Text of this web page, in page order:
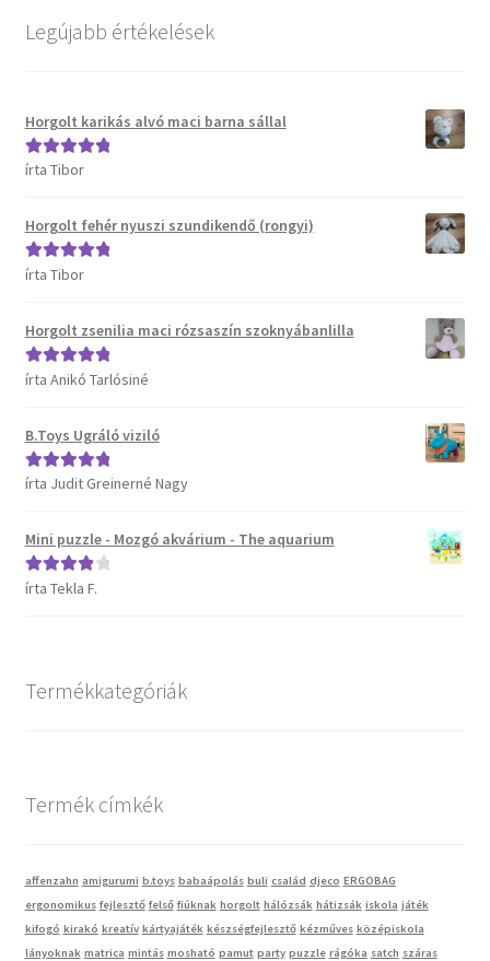
Kosár
Termékeink
B.Toys termékeink
DJECO termékeink
ERGOBAG táskák
Satch táskák, tolltartók és kiegészítők
Vaganza gyermekruházat
Wonder Wheels autók
Legújabb értékelések
Horgolt karikás alvó maci barna sállal
Értékelés:
írta Tibor
Horgolt fehér nyuszi szundikendő (rongyi)
Értékelés:
írta Tibor
Horgolt zsenilia maci rózsaszín szoknyábanlilla
Értékelés:5/
írta Anikó Tarlósiné
B.Toys Ugráló viziló
Értékelés:5/
írta Judit Greinerné Nagy
Mini puzzle - Mozgó akvárium - The aquarium
Értékelés:
írta Tekla F.
Termékkategóriák
Termék címkék
affenzahn amigurumi b.toys babaápolás buli család djeco ERGOBAG
ergonomikus fejlesztő felső fiúknak horgolt hálózsák hátizsák iskola játék
kifogó kirakó kreatív kártyajáték készségfejlesztő kézműves középiskola
lányoknak matrica mintás mosható pamut party puzzle rágóka satch száras